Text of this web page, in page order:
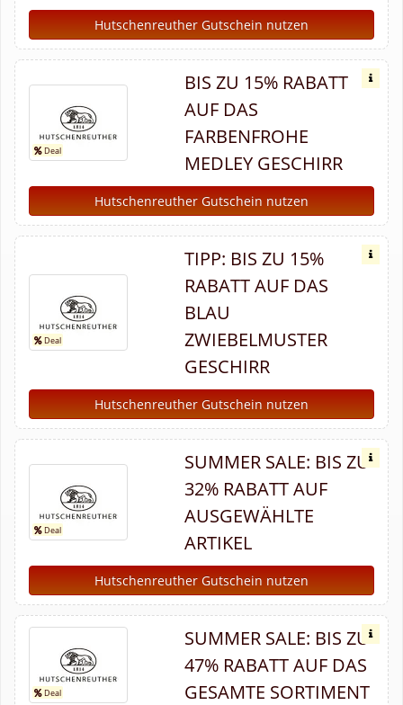
Hutschenreuther Gutschein nutzen
BIS ZU 15% RABATT
AUF DAS
FARBENFROHE
MEDLEY GESCHIRR
Hutschenreuther Gutschein nutzen
TIPP: BIS ZU 15%
RABATT AUF DAS
BLAU
ZWIEBELMUSTER
GESCHIRR
Hutschenreuther Gutschein nutzen
SUMMER SALE: BIS ZU
32% RABATT AUF
AUSGEWÄHLTE
ARTIKEL
Hutschenreuther Gutschein nutzen
SUMMER SALE: BIS ZU
47% RABATT AUF DAS
GESAMTE SORTIMENT